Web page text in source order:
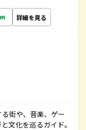
詳細を見る
街や、音楽、ゲー
文化を巡るガイド。